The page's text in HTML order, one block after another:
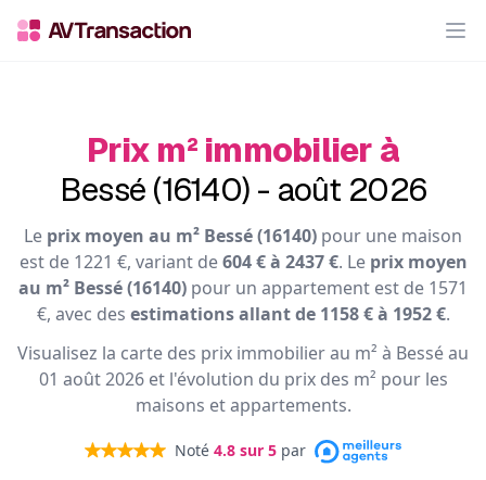
Prix m² immobilier à
Bessé (16140) - août 2026
Le prix moyen au m² Bessé (16140) pour une maison
est de 1221 €, variant de604 € à 2437 €. Le prix moyen
au m² Bessé (16140) pour un appartement est de 1571
€, avec des estimations allant de 1158 € à 1952 €.
Visualisez la carte des prix immobilier au m² à Bessé au
01 août 2026 et l'évolution du prix des m² pour les
maisons et appartements.
Noté 4.8 sur 5 par